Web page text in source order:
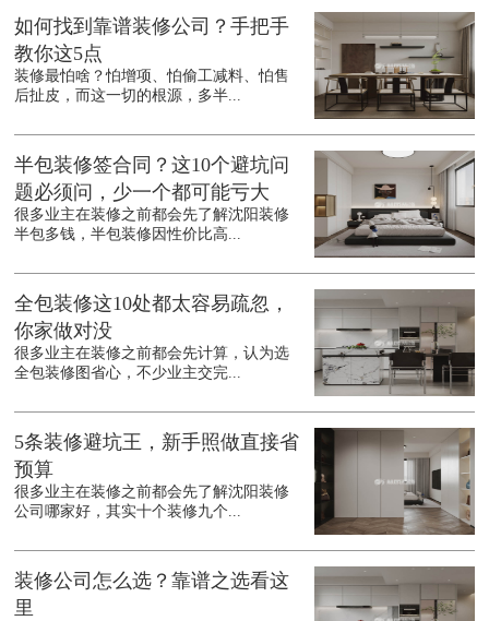
如何找到靠谱装修公司？手把手
教你这5点
装修最怕啥？怕增项、怕偷工减料、怕售
后扯皮，而这一切的根源，多半...
半包装修签合同？这10个避坑问
题必须问，少一个都可能亏大
很多业主在装修之前都会先了解沈阳装修
半包多钱，半包装修因性价比高...
全包装修这10处都太容易疏忽，
你家做对没
很多业主在装修之前都会先计算，认为选
全包装修图省心，不少业主交完...
5条装修避坑王，新手照做直接省
预算
很多业主在装修之前都会先了解沈阳装修
公司哪家好，其实十个装修九个...
装修公司怎么选？靠谱之选看这
里